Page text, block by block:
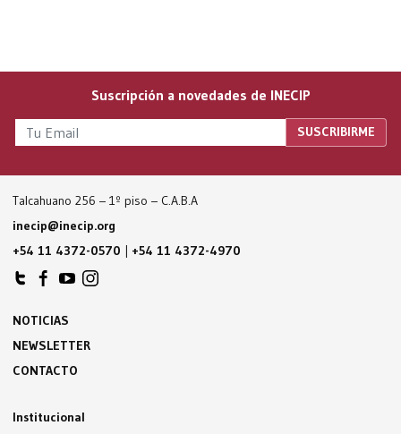
Suscripción a novedades de INECIP
Talcahuano 256 – 1º piso – C.A.B.A
inecip@inecip.org
+54 11 4372-0570 | +54 11 4372-4970
NOTICIAS
NEWSLETTER
CONTACTO
Institucional